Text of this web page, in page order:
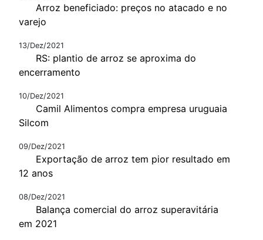
Arroz beneficiado: preços no atacado e no
varejo
13/Dez/2021
RS: plantio de arroz se aproxima do
encerramento
10/Dez/2021
Camil Alimentos compra empresa uruguaia
Silcom
09/Dez/2021
Exportação de arroz tem pior resultado em
12 anos
08/Dez/2021
Balança comercial do arroz superavitária
em 2021